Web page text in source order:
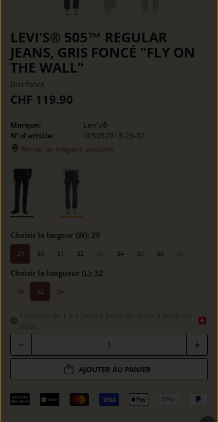
LEVI'S® 505™ REGULAR
JEANS, GRIS FONCÉ "FLY ON
THE WALL"
Gris foncé
CHF 119.90
Marque:
Levi's®
Nº d'article:
005052913-29-32
Retrait au magasin possible
Choisir la largeur (W): 29
29 30 31 32 34 36 38
Choisir la longueur (L): 32
30 32 34
Livraison de 1 à 3 jours à partir du stock à partir du
stock
AJOUTER AU PANIER